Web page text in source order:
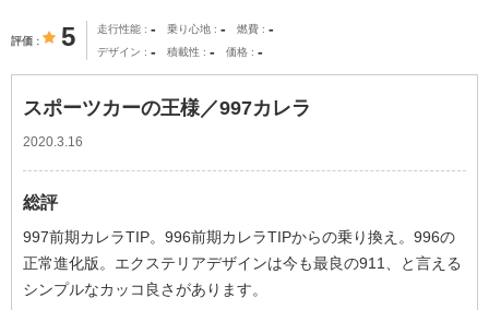
評価 5 走行性能 - 乗り心地 - 燃費 -
デザイン - 積載性 - 価格 -
スポーツカーの王様／997カレラ
2020.3.16
総評
997前期カレラTIP。996前期カレラTIPからの乗り換え。996の
正常進化版。エクステリアデザインは今も最良の911、と言える
シンプルなカッコ良さがあります。